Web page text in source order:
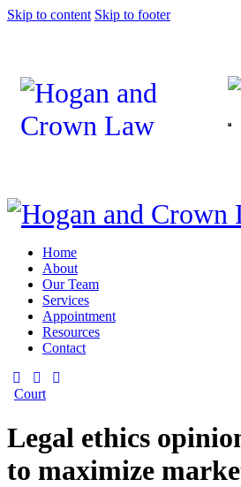
Skip to content Skip to footer
Home
About
Our Team
Services
Appointment
Resources
Contact
Court
Legal ethics
to maximize